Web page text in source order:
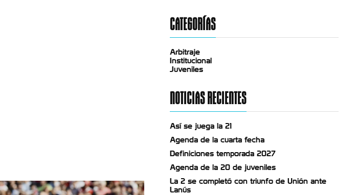
CATEGORÍAS
Arbitraje
Institucional
Juveniles
NOTICIAS RECIENTES
Así se juega la 21
Agenda de la cuarta fecha
Definiciones temporada 2027
Agenda de la 20 de juveniles
La 2 se completó con triunfo de Unión ante
Lanús